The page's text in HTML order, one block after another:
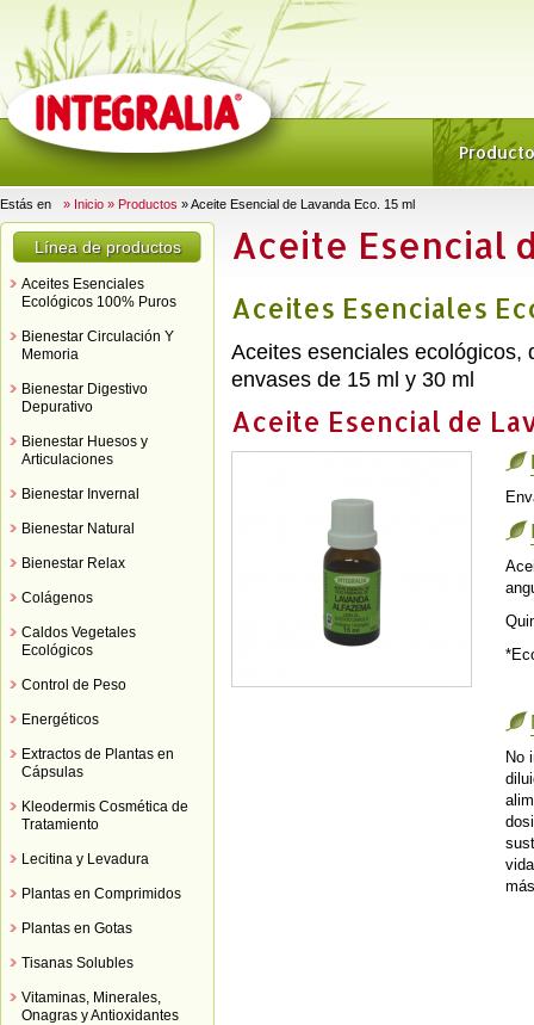
Estás en » Inicio » Productos » Aceite Esencial de Lavanda Eco. 15 ml
Línea de productos
Aceites Esenciales
Ecológicos 100% Puros
Bienestar Circulación Y
Memoria
Bienestar Digestivo
Depurativo
Bienestar Huesos y
Articulaciones
Bienestar Invernal
Bienestar Natural
Bienestar Relax
Colágenos
Caldos Vegetales
Ecológicos
Control de Peso
Energéticos
Extractos de Plantas en
Cápsulas
Kleodermis Cosmética de
Tratamiento
Lecitina y Levadura
Plantas en Comprimidos
Plantas en Gotas
Tisanas Solubles
Vitaminas, Minerales,
Onagras y Antioxidantes
Aceite Esencial
Aceites Esenciales
Aceites esenciales ecológicos,
envases de 15 ml y 30 ml
Aceite Esencial de
No